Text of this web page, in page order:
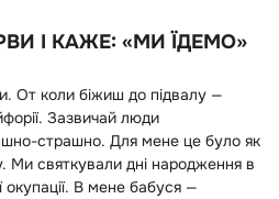
І КАЖЕ: «МИ ЇДЕМО»
От коли біжиш до підвалу —
Зазвичай люди
страшно. Для мене це було як
Ми святкували дні народження в
окупації. В мене бабуся —